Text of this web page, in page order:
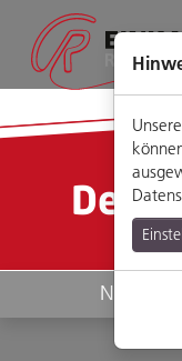
Seiteninhalt
Hauptmenü
Footermenü
Website-
Suche
News